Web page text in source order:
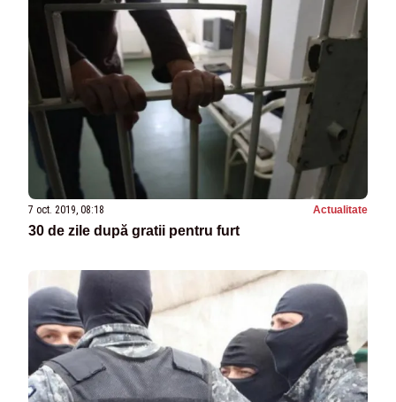
7 oct. 2019, 08:18 Actualitate
30 de zile după gratii pentru furt